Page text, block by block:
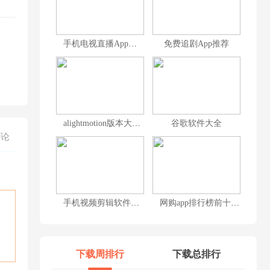
手机电视直播App大全 免费追剧App推荐
alightmotion版本大全 谷歌软件大全
手机视频剪辑软件排行榜前十名 网购app排行榜前十名
下载周排行 下载总排行